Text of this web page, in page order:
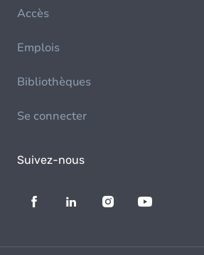
Accès
Emplois
Bibliothèques
Se connecter
Suivez-nous